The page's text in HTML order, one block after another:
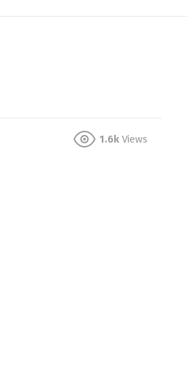
1.6k Views